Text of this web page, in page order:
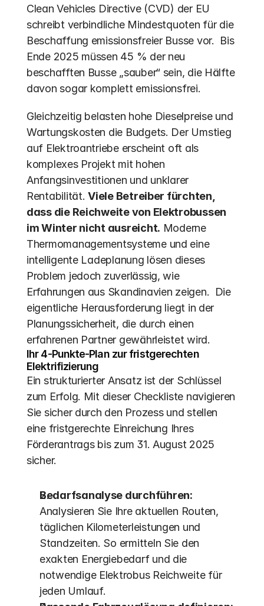
Clean Vehicles Directive (CVD) der EU
schreibt verbindliche Mindestquoten für die
Beschaffung emissionsfreier Busse vor.  Bis
Ende 2025 müssen 45 % der neu
beschafften Busse „sauber“ sein, die Hälfte
davon sogar komplett emissionsfrei.
Gleichzeitig belasten hohe Dieselpreise und
Wartungskosten die Budgets. Der Umstieg
auf Elektroantriebe erscheint oft als
komplexes Projekt mit hohen
Anfangsinvestitionen und unklarer
Rentabilität. Viele Betreiber fürchten,
dass die Reichweite von Elektrobussen
im Winter nicht ausreicht. Moderne
Thermomanagementsysteme und eine
intelligente Ladeplanung lösen dieses
Problem jedoch zuverlässig, wie
Erfahrungen aus Skandinavien zeigen.  Die
eigentliche Herausforderung liegt in der
Planungssicherheit, die durch einen
erfahrenen Partner gewährleistet wird.
Ihr 4-Punkte-Plan zur fristgerechten
Elektrifizierung
Ein strukturierter Ansatz ist der Schlüssel
zum Erfolg. Mit dieser Checkliste navigieren
Sie sicher durch den Prozess und stellen
eine fristgerechte Einreichung Ihres
Förderantrags bis zum 31. August 2025
sicher.
Bedarfsanalyse durchführen:
Analysieren Sie Ihre aktuellen Routen,
täglichen Kilometerleistungen und
Standzeiten. So ermitteln Sie den
exakten Energiebedarf und die
notwendige Elektrobus Reichweite für
jeden Umlauf.